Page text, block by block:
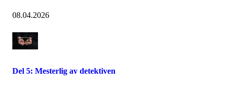
08.04.2026
Del 5: Mesterlig av detektiven